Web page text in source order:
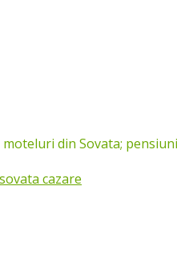
din Sovata;
sovata cazare